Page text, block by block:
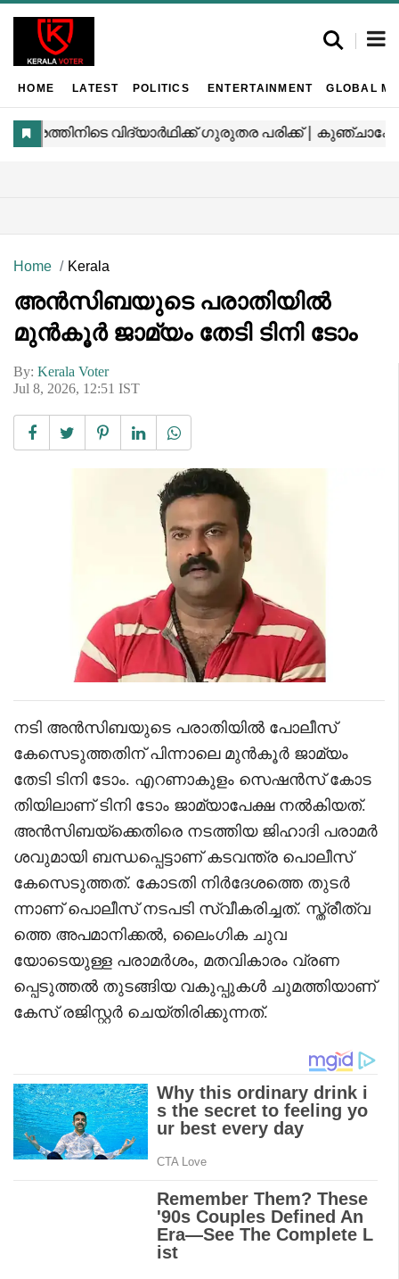
HOME LATEST POLITICS ENTERTAINMENT GLOBAL
Home Kerala
അൻസിബയുടെ പരാതിയിൽ
മുൻകൂർ ജാമ്യം തേടി ടിനി ടോം
By: Kerala Voter
Jul 8, 2026, 12:51 IST
നടി അൻസിബയുടെ പരാതിയിൽ പോലീസ്
കേസെടുത്തതിന് പിന്നാലെ മുൻകൂർ ജാമ്യം
തേടി ടിനി ടോം. എറണാകുളം സെഷൻസ് കോട
തിയിലാണ് ടിനി ടോം ജാമ്യാപേക്ഷ നൽകിയത്.
അൻസിബയ്‌ക്കെതിരെ നടത്തിയ ജിഹാദി പരാമർ
ശവുമായി ബന്ധപ്പെട്ടാണ് കടവന്ത്ര പൊലീസ്
കേസെടുത്തത്. കോടതി നിർദേശത്തെ തുടർ
ന്നാണ് പൊലീസ് നടപടി സ്വീകരിച്ചത്. സ്ത്രീത്വ
ത്തെ അപമാനിക്കൽ, ലൈംഗിക ചുവ
യോടെയുള്ള പരാമർശം, മതവികാരം വ്രണ
പ്പെടുത്തൽ തുടങ്ങിയ വകുപ്പുകൾ ചുമത്തിയാണ്
കേസ് രജിസ്റ്റർ ചെയ്തിരിക്കുന്നത്.